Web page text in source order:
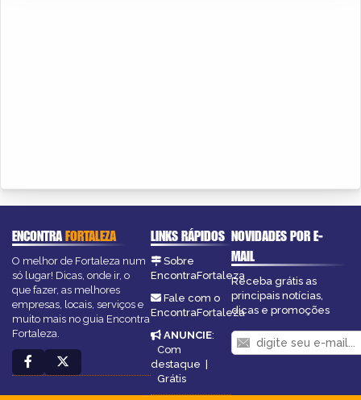
ENCONTRAFORTALEZA
O melhor de Fortaleza num
só lugar! Dicas, onde ir, o
que fazer, as melhores
empresas, locais, serviços e
muito mais no guia Encontra
Fortaleza.
LINKS RÁPIDOS
Sobre
EncontraFortaleza
Fale com o
EncontraFortaleza
ANUNCIE:
Com
destaque |
Grátis
NOVIDADES POR E-
MAIL
Receba grátis as
principais notícias,
dicas e promoções